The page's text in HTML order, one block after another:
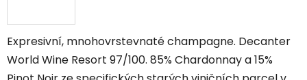
Expresivní, mnohovrstevnaté champagne. Decanter
World Wine Resort 97/100. 85% Chardonnay a 15%